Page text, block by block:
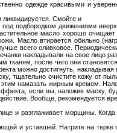
одежде красивыми и
ликвидируется. Смойте и
подбородком движениями
масло хорошо очищает
Масло втирается обильно
всего оливковое.
накладывали на свое лицо
тканям, после чего они
можно достигнуть, накладывая
тщательно очистите кожу от
намазать жирным кремом.
если вы, наложив маску,
Вообще, рекомендуется
и разглаживает морщины.
и уставшей. Натрите на терке